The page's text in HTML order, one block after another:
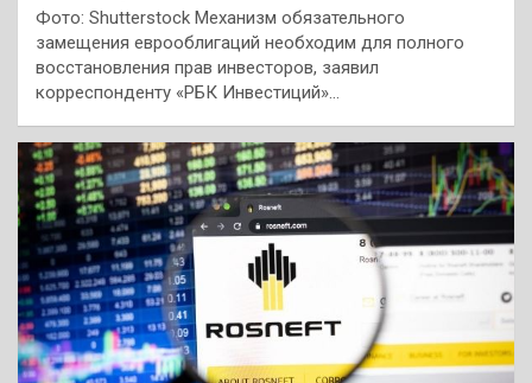
Фото: Shutterstock Механизм обязательного
замещения еврооблигаций необходим для полного
восстановления прав инвесторов, заявил
корреспонденту «РБК Инвестиций»…